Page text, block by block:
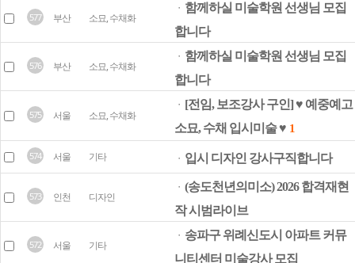
577 부산 소묘, 수채화
ㆍ 함께하실 미술학원 선생님 모집
합니다
576 부산 소묘, 수채화
ㆍ 함께하실 미술학원 선생님 모집
합니다
575 서울 소묘, 수채화
ㆍ [전임, 보조강사 구인] ♥ 예중예고
소묘, 수채 입시미술 ♥ 1
574 서울 기타 ㆍ 입시 디자인 강사구직합니다
573 인천 디자인
ㆍ (송도천년의미소) 2026 합격재현
작 시범라이브
572 서울 기타
ㆍ 송파구 위례신도시 아파트 커뮤
니티센터 미술강사 모집